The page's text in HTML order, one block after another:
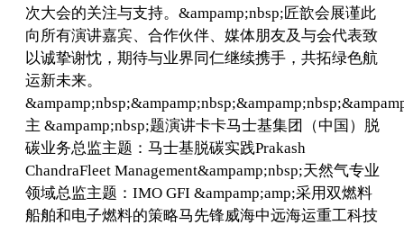
次大会的关注与支持。&ampamp;nbsp;匠歆会展谨此
向所有演讲嘉宾、合作伙伴、媒体朋友及与会代表致
以诚挚谢忱，期待与业界同仁继续携手，共拓绿色航
运新未来。
主 &ampamp;nbsp;题演讲卡卡马士基集团（中国）脱
碳业务总监主题：马士基脱碳实践Prakash
ChandraFleet Management&ampamp;nbsp;天然气专业
领域总监主题：IMO GFI &ampamp;amp;采用双燃料
船舶和电子燃料的策略马先锋威海中远海运重工科技